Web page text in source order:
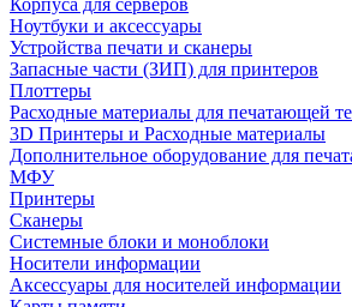
Корпуса для серверов
Ноутбуки и аксессуары
Устройства печати и сканеры
Запасные части (ЗИП) для принтеров
Плоттеры
Расходные материалы для печатающей
3D Принтеры и Расходные материалы
Дополнительное оборудование для
МФУ
Принтеры
Сканеры
Системные блоки и моноблоки
Носители информации
Аксессуары для носителей информации